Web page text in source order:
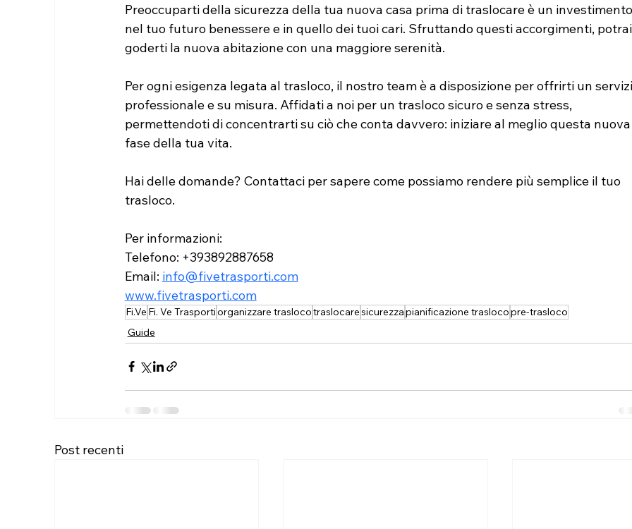
Preoccuparti della sicurezza della tua nuova casa prima di traslocare è un investimento
nel tuo futuro benessere e in quello dei tuoi cari. Sfruttando questi accorgimenti, potrai
goderti la nuova abitazione con una maggiore serenità.
Per ogni esigenza legata al trasloco, il nostro team è a disposizione per offrirti un
professionale e su misura. Affidati a noi per un trasloco sicuro e senza stress,
permettendoti di concentrarti su ciò che conta davvero: iniziare al meglio questa nuova
fase della tua vita.
Hai delle domande? Contattaci per sapere come possiamo rendere più semplice il tuo
trasloco.
Per informazioni:
Telefono: +393892887658
Email: info@fivetrasporti.com
www.fivetrasporti.com
Fi.Ve Fi. Ve Trasportiorganizzare traslocotraslocaresicurezzapianificazione traslocopre-trasloco
Guide
Post recenti